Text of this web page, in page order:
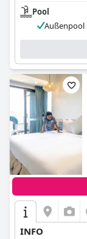
Pool
Außenpool
INFO